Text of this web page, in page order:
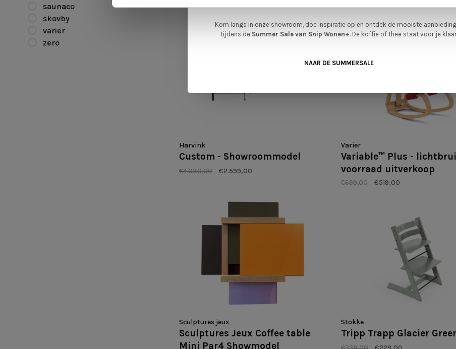
saunaco
skovby
varier
zero
Harvink
Custom - Showroommodel
€4.030,00 €2.599,00
Varier
Variable™ Plus -
voorraad uitverkoop
€699,00 €519,00
Sculptures jeux
Sculptures Jeux Coffee table
Mini Par4 Showmodel
Stokke
Tripp Trapp Glacier
Kom langs in onze showroom, doe inspiratie op en ontdek de mooiste
tijdens de Summer Sale van Snip Wonen+. De koffie of thee staat voor je
NAAR DE SUMMERSALE